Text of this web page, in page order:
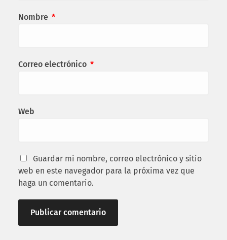
Nombre *
Correo electrónico *
Web
Guardar mi nombre, correo electrónico y sitio
web en este navegador para la próxima vez que
haga un comentario.